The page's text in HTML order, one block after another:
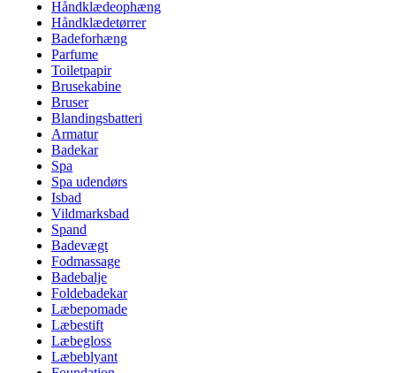
Håndklædeophæng
Håndklædetørrer
Badeforhæng
Parfume
Toiletpapir
Brusekabine
Bruser
Blandingsbatteri
Armatur
Badekar
Spa
Spa udendørs
Isbad
Vildmarksbad
Spand
Badevægt
Fodmassage
Badebalje
Foldebadekar
Læbepomade
Læbestift
Læbegloss
Læbeblyant